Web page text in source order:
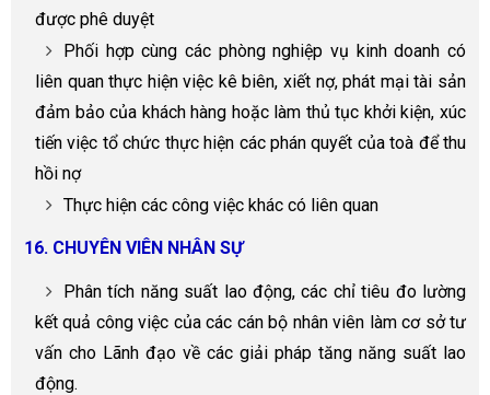
được phê duyệt
Phối hợp cùng các phòng nghiệp vụ kinh doanh có
liên quan thực hiện việc kê biên, xiết nợ, phát mại tài sản
đảm bảo của khách hàng hoặc làm thủ tục khởi kiện, xúc
tiến việc tổ chức thực hiện các phán quyết của toà để thu
hồi nợ
Thực hiện các công việc khác có liên quan
16. CHUYÊN VIÊN NHÂN SỰ
Phân tích năng suất lao động, các chỉ tiêu đo lường
kết quả công việc của các cán bộ nhân viên làm cơ sở tư
vấn cho Lãnh đạo về các giải pháp tăng năng suất lao
động.